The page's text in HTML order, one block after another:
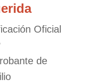
Oficial
de